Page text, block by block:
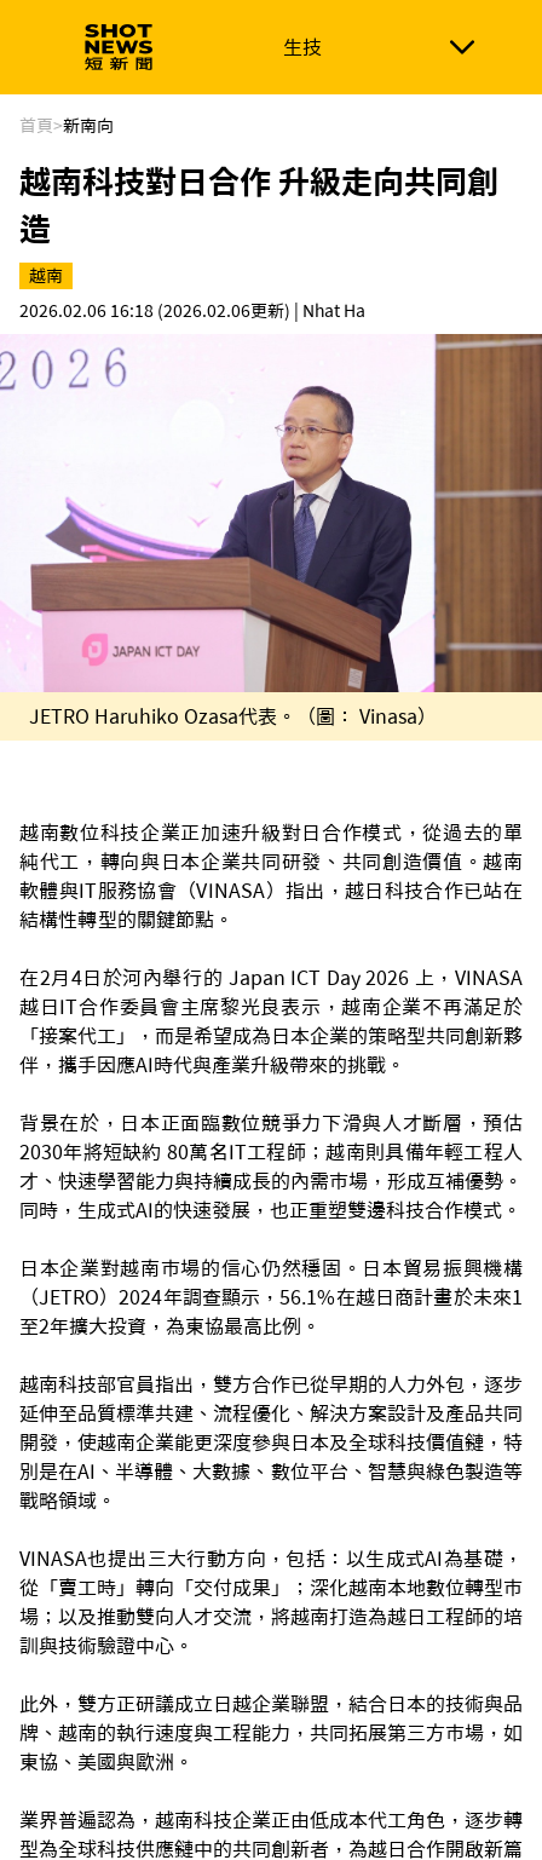
生技
生技 政治
新南向 體育
首頁>新南向
越南科技對日合作 升級走向共同創
造
越南
2026.02.06 16:18 (2026.02.06更新) | Nhat Ha
JETRO Haruhiko Ozasa代表。（圖： Vinasa）
越南數位科技企業正加速升級對日合作模式，從過去的單
純代工，轉向與日本企業共同研發、共同創造價值。越南
軟體與IT服務協會（VINASA）指出，越日科技合作已站在
結構性轉型的關鍵節點。
在2月4日於河內舉行的 Japan ICT Day 2026 上，VINASA
越日IT合作委員會主席黎光良表示，越南企業不再滿足於
「接案代工」，而是希望成為日本企業的策略型共同創新夥
伴，攜手因應AI時代與產業升級帶來的挑戰。
背景在於，日本正面臨數位競爭力下滑與人才斷層，預估
2030年將短缺約 80萬名IT工程師；越南則具備年輕工程人
才、快速學習能力與持續成長的內需市場，形成互補優勢。
同時，生成式AI的快速發展，也正重塑雙邊科技合作模式。
日本企業對越南市場的信心仍然穩固。日本貿易振興機構
（JETRO）2024年調查顯示，56.1%在越日商計畫於未來1
至2年擴大投資，為東協最高比例。
越南科技部官員指出，雙方合作已從早期的人力外包，逐步
延伸至品質標準共建、流程優化、解決方案設計及產品共同
開發，使越南企業能更深度參與日本及全球科技價值鏈，特
別是在AI、半導體、大數據、數位平台、智慧與綠色製造等
戰略領域。
VINASA也提出三大行動方向，包括：以生成式AI為基礎，
從「賣工時」轉向「交付成果」；深化越南本地數位轉型市
場；以及推動雙向人才交流，將越南打造為越日工程師的培
訓與技術驗證中心。
此外，雙方正研議成立日越企業聯盟，結合日本的技術與品
牌、越南的執行速度與工程能力，共同拓展第三方市場，如
東協、美國與歐洲。
業界普遍認為，越南科技企業正由低成本代工角色，逐步轉
型為全球科技供應鏈中的共同創新者，為越日合作開啟新篇